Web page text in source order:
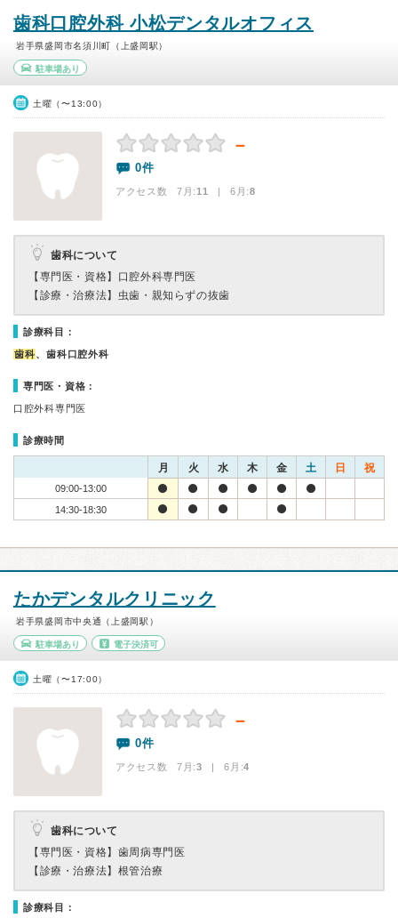
歯科口腔外科 小松デンタルオフィス
岩手県盛岡市名須川町（上盛岡駅）
駐車場あり
土曜（〜13:00）
－
0件
アクセス数 7月:11 | 6月:8
歯科について
【専門医・資格】 口腔外科専門医
【診療・治療法】 虫歯・親知らずの抜歯
診療科目：
歯科、歯科口腔外科
専門医・資格：
口腔外科専門医
診療時間
月 火 水 木 金 土 日 祝
09:00-13:00
14:30-18:30
たかデンタルクリニック
岩手県盛岡市中央通（上盛岡駅）
駐車場あり 電子決済可
土曜（〜17:00）
－
0件
アクセス数 7月:3 | 6月:4
歯科について
【専門医・資格】 歯周病専門医
【診療・治療法】 根管治療
診療科目：